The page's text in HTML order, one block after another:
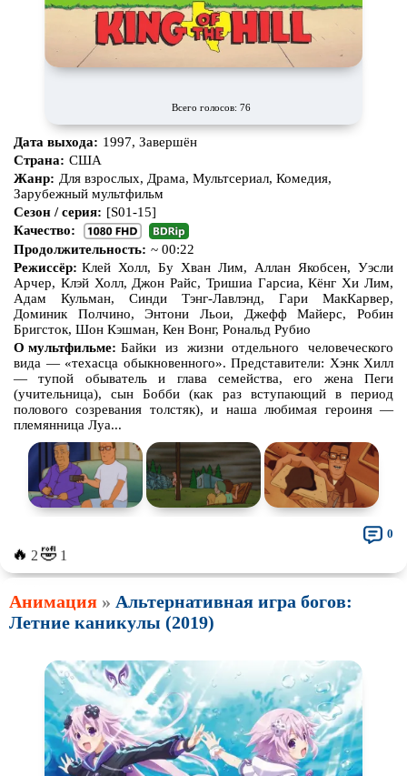
Всего голосов: 76
Дата выхода: 1997, Завершён
Страна: США
Жанр: Для взрослых, Драма, Мультсериал, Комедия,
Зарубежный мультфильм
Сезон / серия: [S01-15]
Качество:
Продолжительность: ~ 00:22
Режиссёр: Клей Холл, Бу Хван Лим, Аллан Якобсен, Уэсли
Арчер, Клэй Холл, Джон Райс, Тришиа Гарсиа, Кёнг Хи Лим,
Адам Кульман, Синди Тэнг-Лавлэнд, Гари МакКарвер,
Доминик Полчино, Энтони Льои, Джефф Майерс, Робин
Бригсток, Шон Кэшман, Кен Вонг, Рональд Рубио
О мультфильме: Байки из жизни отдельного человеческого
вида — «техасца обыкновенного». Представители: Хэнк Хилл
— тупой обыватель и глава семейства, его жена Пеги
(учительница), сын Бобби (как раз вступающий в период
полового созревания толстяк), и наша любимая героиня —
племянница Луа...
🔥 2🤣 1
0
Анимация » Альтернативная игра богов:
Летние каникулы (2019)